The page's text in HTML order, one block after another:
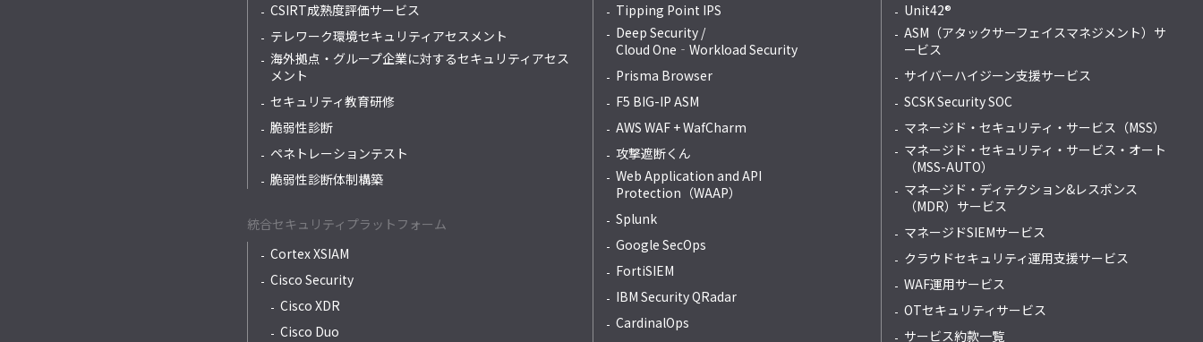
CSIRT成熟度評価サービス
テレワーク環境セキュリティアセスメント
海外拠点・グループ企業に対するセキュリティアセス
メント
セキュリティ教育研修
脆弱性診断
ペネトレーションテスト
脆弱性診断体制構築
統合セキュリティプラットフォーム
Cortex XSIAM
Cisco Security
Cisco XDR
Cisco Duo
Tipping Point IPS
Deep Security /
Cloud One‐Workload Security
Prisma Browser
F5 BIG-IP ASM
AWS WAF + WafCharm
攻撃遮断くん
Web Application and API
Protection（WAAP）
Splunk
Google SecOps
FortiSIEM
IBM Security QRadar
CardinalOps
Unit42®
ASM（アタックサーフェイスマネジメント）サ
ービス
サイバーハイジーン支援サービス
SCSK Security SOC
マネージド・セキュリティ・サービス（MSS）
マネージド・セキュリティ・サービス・オート
（MSS-AUTO）
マネージド・ディテクション&レスポンス
（MDR）サービス
マネージドSIEMサービス
クラウドセキュリティ運用支援サービス
WAF運用サービス
OTセキュリティサービス
サービス約款一覧